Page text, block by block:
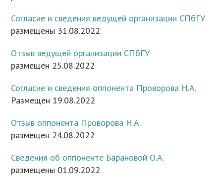
Согласие и сведения ведущей организации СПбГУ
размещены 31.08.2022
Отзыв ведущей организации СПбГУ
размещен 25.08.2022
Согласие и сведения оппонента Проворова Н.А.
Размещен 19.08.2022
Отзыв оппонента Проворова Н.А.
размещен 24.08.2022
Сведения об оппоненте Барановой О.А.
размещены 01.09.2022